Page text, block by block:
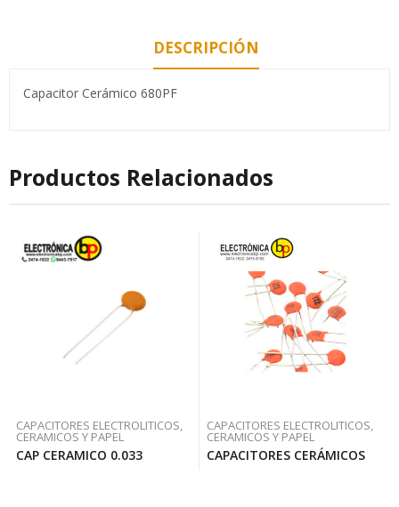
DESCRIPCIÓN
Capacitor Cerámico 680PF
Productos Relacionados
CAPACITORES ELECTROLITICOS,
CERAMICOS Y PAPEL
CAP CERAMICO 0.033
CAPACITORES ELECTROLITICOS,
CERAMICOS Y PAPEL
CAPACITORES CERÁMICOS